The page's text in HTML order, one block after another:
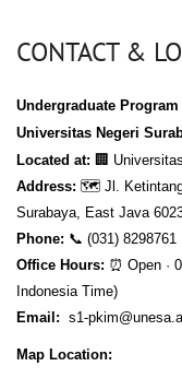
CONTACT &
Undergraduate
Universitas Negeri
Located at: 🏢
Address: 🗺️ Jl.
Surabaya, East Java
Phone: 📞 (031) 8298761
Office Hours: ⏰ Open ·
Indonesia Time)
Email: s1-
Map Location: